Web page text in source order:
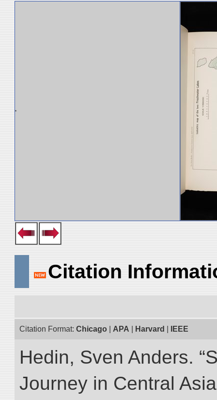
Citation
Citation Format: Chicago APA Harvard IEEE
Hedin, Sven Anders.
Journey in Central